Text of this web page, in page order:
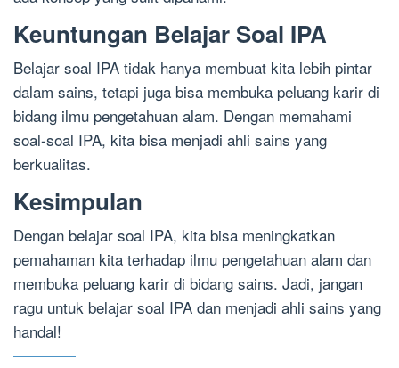
Keuntungan Belajar Soal IPA
Belajar soal IPA tidak hanya membuat kita lebih pintar
dalam sains, tetapi juga bisa membuka peluang karir di
bidang ilmu pengetahuan alam. Dengan memahami
soal-soal IPA, kita bisa menjadi ahli sains yang
berkualitas.
Kesimpulan
Dengan belajar soal IPA, kita bisa meningkatkan
pemahaman kita terhadap ilmu pengetahuan alam dan
membuka peluang karir di bidang sains. Jadi, jangan
ragu untuk belajar soal IPA dan menjadi ahli sains yang
handal!